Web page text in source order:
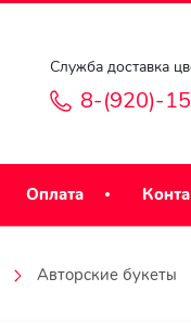
Служба доставка
8-(920)-
Оплата
Авторские букеты